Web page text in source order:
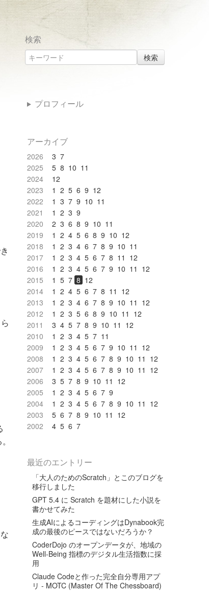
検索
検索
プロフィール
アーカイブ
2026 3 7
2025
5 8 10 11
2024
12
2023
1 2 5 6 9 12
2022
1 3 7 9 10 11
2021
1 2 3 9
2020
2 3 6 8 9 10 11
2019
1 2 4 5 6 8 9 10 12
2018
1 2 3 4 6 7 8 9 10 11
2017
1 2 3 4 5 6 7 8 11 12
2016
1 2 3 4 5 6 7 9 10 11 12
2015
1 5 7 8 12
2014
1 2 4 5 6 7 8 11 12
2013
1 2 3 4 6 7 8 9 10 11 12
2012
1 2 3 5 6 8 9 10 11 12
2011
3 4 5 7 8 9 10 11 12
2010
1 2 3 4 5 7 11
2009
1 2 3 4 5 6 7 9 10 11 12
2008
1 2 3 4 5 6 7 8 9 10 11 12
2007
1 2 3 4 5 6 7 8 9 10 11 12
2006
3 5 7 8 9 10 11 12
2005
1 2 3 4 5 6 7 9
2004
1 2 3 4 5 6 7 8 9 10 11 12
2003
5 6 7 8 9 10 11 12
2002
4 5 6 7
最近のエントリー
「大人のためのScratch」とこのブログを
移行しました
GPT 5.4 に Scratch を題材にした小説を
書かせてみた
生成AIによるコーディングはDynabook完
成の最後のピースではないだろうか？
CoderDojo のオープンデータが、地域の
Well-Being 指標のデジタル生活指数に採
用
Claude Codeと作った完全自分専用アプ
リ - MOTC (Master Of The Chessboard)